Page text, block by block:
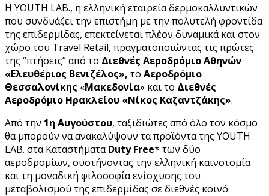
Η YOUTH LAB., η ελληνική εταιρεία δερμοκαλλυντικών
που συνδυάζει την επιστήμη με την πολυτελή φροντίδα
της επιδερμίδας, επεκτείνεται πλέον δυναμικά και στον
χώρο του Travel Retail, πραγματοποιώντας τις πρώτες
της “πτήσεις” από το Διεθνές Αεροδρόμιο Αθηνών
«Ελευθέριος Βενιζέλος», το Αεροδρόμιο
Θεσσαλονίκης «Μακεδονία» και το Διεθνές
Αεροδρόμιο Ηρακλείου «Νίκος Καζαντζάκης».
Από την 1η Αυγούστου, ταξιδιώτες από όλο τον κόσμο
θα μπορούν να ανακαλύψουν τα προϊόντα της YOUTH
LAB. στα ΚαταστήματαDuty Free* των δύο
αεροδρομίων, συστήνοντας την ελληνική καινοτομία
και τη μοναδική φιλοσοφία ενίσχυσης του
μεταβολισμού της επιδερμίδας σε διεθνές κοινό.